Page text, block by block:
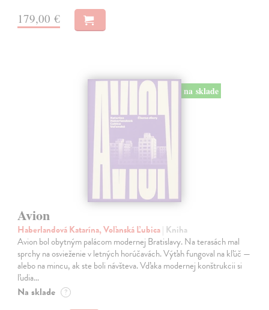
179,00 €
na sklade
Avion
Haberlandová Katarína, Voľanská Ľubica| Kniha
Avion bol obytným palácom modernej Bratislavy. Na terasách mal
sprchy na osvieženie v letných horúčavách. Výťah fungoval na kľúč —
alebo na mincu, ak ste boli návšteva. Vďaka modernej konštrukcii si
ľudia…
Na sklade ?